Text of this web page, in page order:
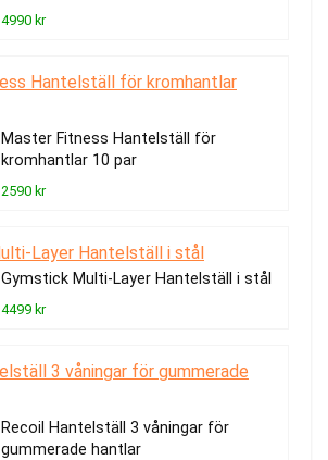
4990 kr
Master Fitness Hantelställ för
kromhantlar 10 par
2590 kr
Gymstick Multi-Layer Hantelställ i stål
4499 kr
Recoil Hantelställ 3 våningar för
gummerade hantlar